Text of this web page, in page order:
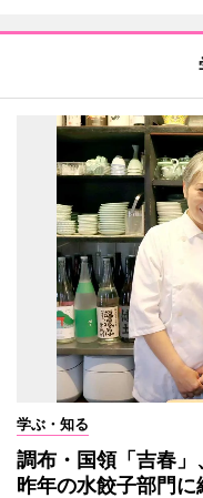
学ぶ・知る
調布・国領「吉春
昨年の水餃子部門に